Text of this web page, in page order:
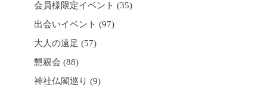
会員様限定イベント (35)
出会いイベント (97)
大人の遠足 (57)
懇親会 (88)
神社仏閣巡り (9)